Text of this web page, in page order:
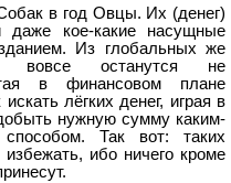
в год Овцы. Их (денег)
даже кое-какие насущные
Из глобальных же
вовсе останутся не
в финансовом плане
лёгких денег, играя в
нужную сумму каким-
Так вот: таких
избежать, ибо ничего кроме